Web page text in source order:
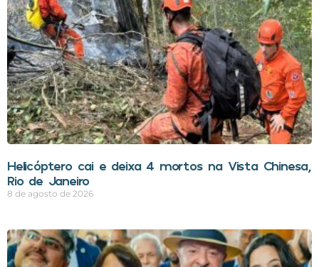
Helicóptero cai e deixa 4 mortos na Vista Chinesa,
Rio de Janeiro
8 de agosto de 2026